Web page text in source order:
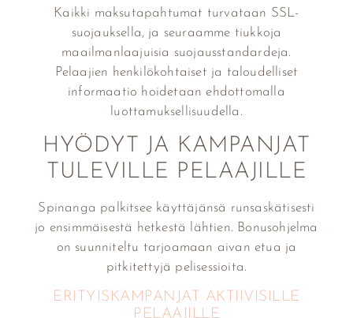
Kaikki maksutapahtumat turvataan SSL-
suojauksella, ja seuraamme tiukkoja
maailmanlaajuisia suojausstandardeja.
Pelaajien henkilökohtaiset ja taloudelliset
informaatio hoidetaan ehdottomalla
luottamuksellisuudella.
HYÖDYT JA KAMPANJAT
TULEVILLE PELAAJILLE
Spinanga palkitsee käyttäjänsä runsaskätisesti
jo ensimmäisestä hetkestä lähtien. Bonusohjelma
on suunniteltu tarjoamaan aivan etua ja
pitkitettyjä pelisessioita.
ERITYISKAMPANJAT AKTIIVISILLE
PELAAJILLE